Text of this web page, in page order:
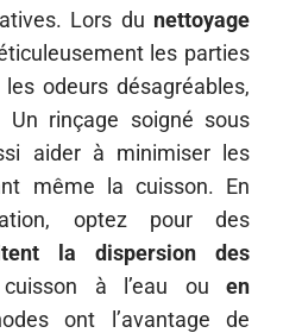
Lors du nettoyage
les parties
odeurs désagréables,
rinçage soigné sous
aider à minimiser les
même la cuisson. En
optez pour des
la dispersion des
à l’eau ou en
ont l’avantage de